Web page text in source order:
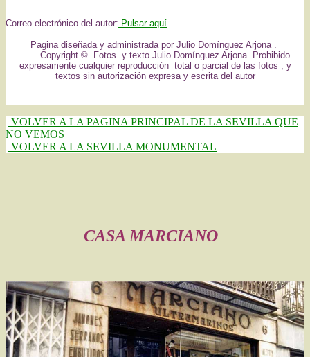
Correo electrónico del autor: Pulsar aquí
Pagina diseñada y administrada por Julio Domínguez Arjona .
Copyright © Fotos y texto Julio Domínguez Arjona Prohibido
expresamente cualquier reproducción total o parcial de las fotos , y
textos sin autorización expresa y escrita del autor
VOLVER A LA PAGINA PRINCIPAL DE LA SEVILLA QUE
NO VEMOS
VOLVER A LA SEVILLA MONUMENTAL
CASA MARCIANO